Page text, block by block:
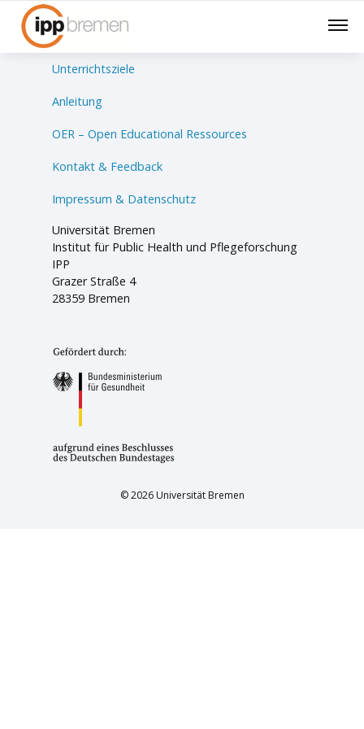
Lernsituationen
Unterrichtsziele
Anleitung
OER – Open Educational Ressources
Kontakt & Feedback
Impressum & Datenschutz
Universität Bremen
Institut für Public Health und Pflegeforschung
IPP
Grazer Straße 4
28359 Bremen
© 2026 Universität Bremen